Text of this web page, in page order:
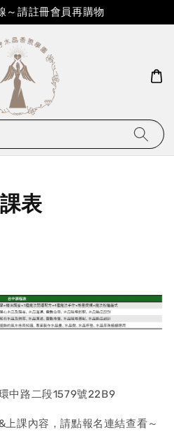
～請註冊會員再購物
表
中路二段1579號22B9
上課內容，請點報名連結查看～